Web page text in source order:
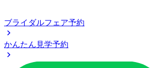
ブライダルフェア予約
かんたん見学予約